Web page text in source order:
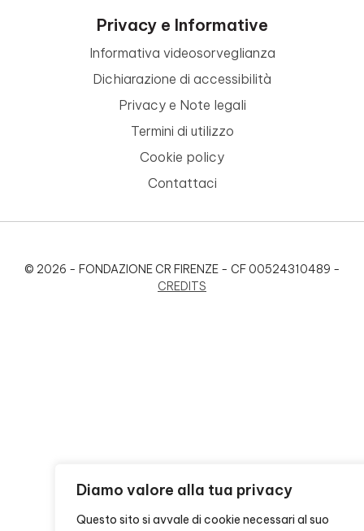
Diamo valore alla tua privacy
Questo sito si avvale di cookie necessari al suo
Privacy e Informative
Informativa videosorveglianza
Dichiarazione di accessibilità
Privacy e Note legali
Termini di utilizzo
Cookie policy
Contattaci
© 2026 - FONDAZIONE CR FIRENZE - CF 00524310489 -
CREDITS